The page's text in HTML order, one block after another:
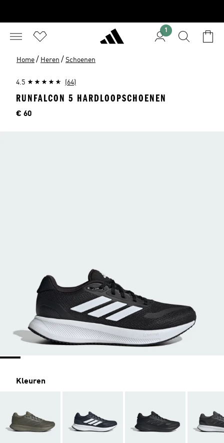
1
Home / Heren / Schoenen
4.5 (64)
RUNFALCON 5 HARDLOOPSCHOENEN
Prijs
€ 60
Kleuren